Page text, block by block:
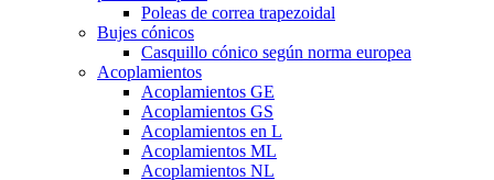
Poleas de correa trapezoidal
Bujes cónicos
Casquillo cónico según norma europea
Acoplamientos
Acoplamientos GE
Acoplamientos GS
Acoplamientos en L
Acoplamientos ML
Acoplamientos NL